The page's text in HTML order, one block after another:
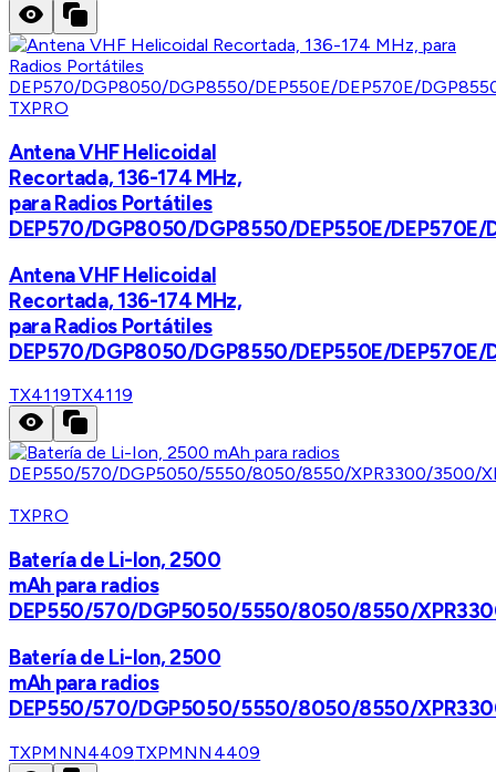
TXPRO
Antena VHF Helicoidal
Recortada, 136-174 MHz,
para Radios Portátiles
DEP570/DGP8050/DGP8550/DEP550E/DEP570E/
Antena VHF Helicoidal
Recortada, 136-174 MHz,
para Radios Portátiles
DEP570/DGP8050/DGP8550/DEP550E/DEP570E/
TX4119TX4119
TXPRO
Batería de Li-Ion, 2500
mAh para radios
DEP550/570/DGP5050/5550/8050/8550/
Batería de Li-Ion, 2500
mAh para radios
DEP550/570/DGP5050/5550/8050/8550/
TXPMNN4409TXPMNN4409